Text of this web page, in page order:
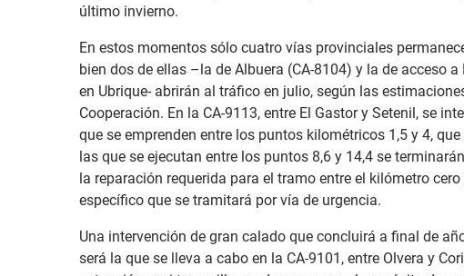
último invierno.
En estos momentos sólo cuatro vías provinciales
bien dos de ellas –la de Albuera (CA-8104) y la de acceso
en Ubrique- abrirán al tráfico en julio, según las
Cooperación. En la CA-9113, entre El Gastor y Setenil, se
que se emprenden entre los puntos kilométricos 1,5 y 4,
las que se ejecutan entre los puntos 8,6 y 14,4 se
la reparación requerida para el tramo entre el kilómetro
específico que se tramitará por vía de urgencia.
Una intervención de gran calado que concluirá a final de
será la que se lleva a cabo en la CA-9101, entre Olvera y